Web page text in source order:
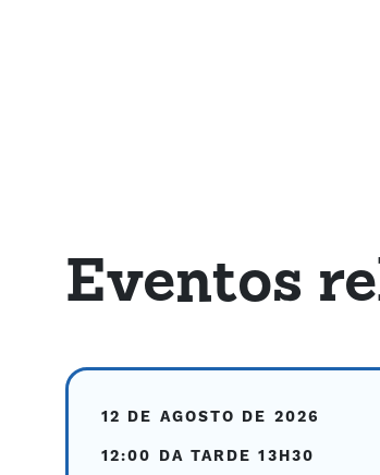
Eventos
12 DE AGOSTO DE 2026
12:00 DA TARDE 13H30